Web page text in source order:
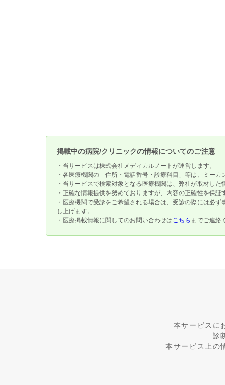
掲載中の病院/クリニックの情報についてのご注意
・当サービスは株式会社メディカルノートが運営します。
・各医療機関の「住所・電話番号・診療科目」等は、ミーカ
・当サービスで検索対象となる医療機関は、弊社が取材し
・正確な情報提供を努めておりますが、内容の正確性を保証
・医療機関で受診をご希望される場合は、受診の際には必
し上げます。
・医療掲載情報に関してのお問い合わせはこちら までご連絡
本サービスに
診
本サービス上の